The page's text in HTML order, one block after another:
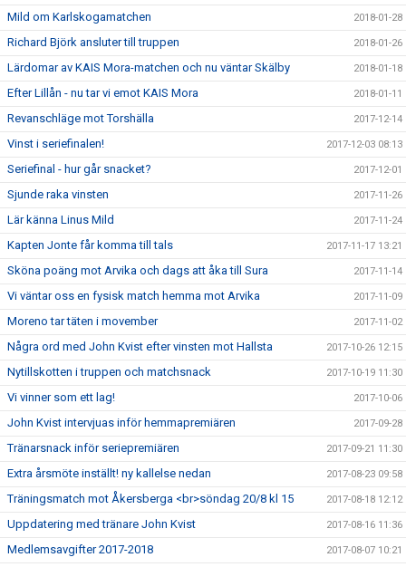
Mild om Karlskogamatchen 2018-01-28
Richard Björk ansluter till truppen 2018-01-26
Lärdomar av KAIS Mora-matchen och nu väntar Skälby 2018-01-18
Efter Lillån - nu tar vi emot KAIS Mora 2018-01-11
Revanschläge mot Torshälla 2017-12-14
Vinst i seriefinalen! 2017-12-03 08:13
Seriefinal - hur går snacket? 2017-12-01
Sjunde raka vinsten 2017-11-26
Lär känna Linus Mild 2017-11-24
Kapten Jonte får komma till tals 2017-11-17 13:21
Sköna poäng mot Arvika och dags att åka till Sura 2017-11-14
Vi väntar oss en fysisk match hemma mot Arvika 2017-11-09
Moreno tar täten i movember 2017-11-02
Några ord med John Kvist efter vinsten mot Hallsta 2017-10-26 12:15
Nytillskotten i truppen och matchsnack 2017-10-19 11:30
Vi vinner som ett lag! 2017-10-06
John Kvist intervjuas inför hemmapremiären 2017-09-28
Tränarsnack inför seriepremiären 2017-09-21 11:30
Extra årsmöte inställt! ny kallelse nedan 2017-08-23 09:58
Träningsmatch mot Åkersberga <br>söndag 20/8 kl 15 2017-08-18 12:12
Uppdatering med tränare John Kvist 2017-08-16 11:36
Medlemsavgifter 2017-2018 2017-08-07 10:21